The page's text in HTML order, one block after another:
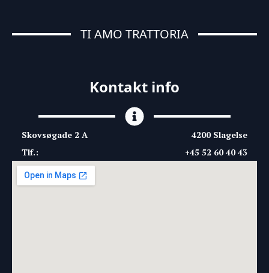
TI AMO TRATTORIA
Kontakt info
Skovsøgade 2 A
4200 Slagelse
Tlf.:
+45 52 60 40 43